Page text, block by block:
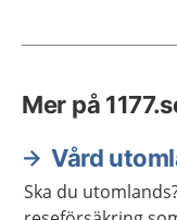
Mer på
Vård
Ska du utomlands? Skaffa